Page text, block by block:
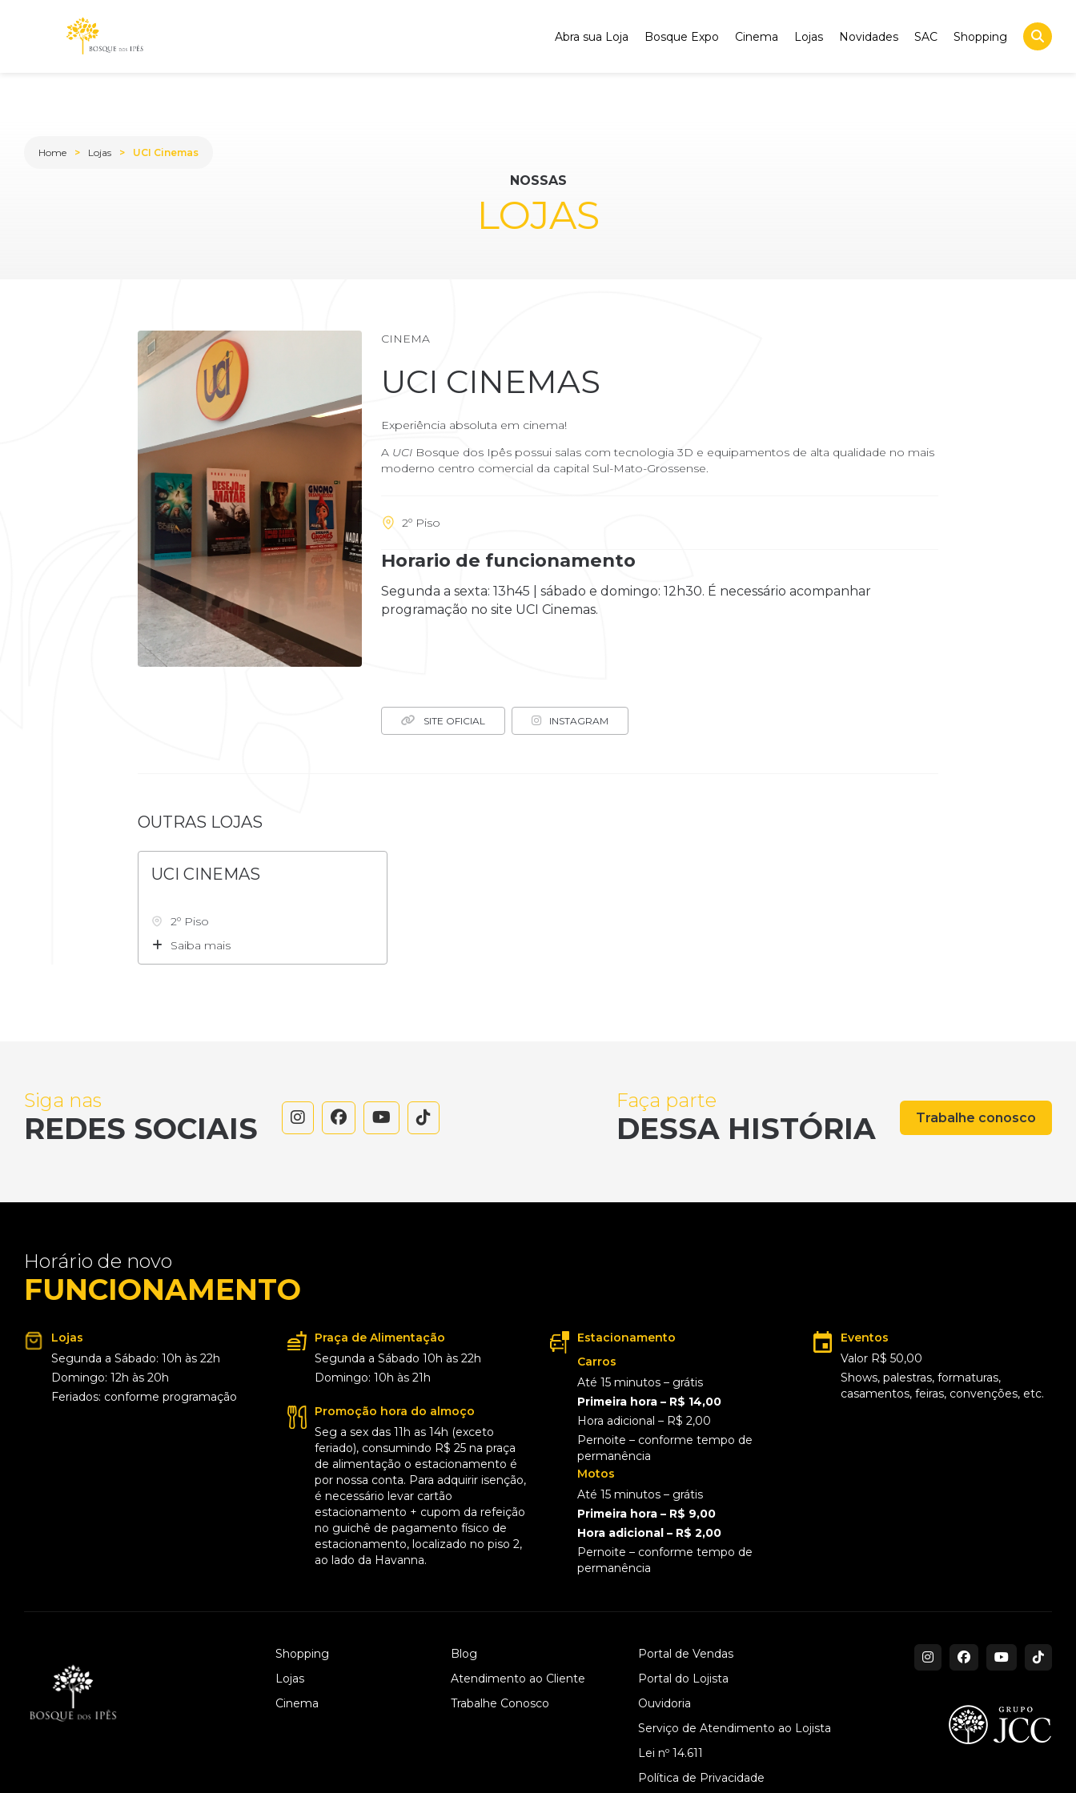
Abra sua Loja Bosque Expo Cinema Lojas Novidades SAC Shopping
NOSSAS
LOJAS
Home Lojas UCI Cinemas
CINEMA
UCI CINEMAS
Experiência absoluta em cinema!
A UCI Bosque dos Ipês possui salas com tecnologia 3D e equipamentos de alta qualidade no mais
moderno centro comercial da capital Sul-Mato-Grossense.
2º Piso
Horario de funcionamento
Segunda a sexta: 13h45 | sábado e domingo: 12h30. É necessário acompanhar
programação no site UCI Cinemas.
SITE OFICIAL INSTAGRAM
OUTRAS LOJAS
UCI CINEMAS
2º Piso
Saiba mais
Siga nas
REDES SOCIAIS
Faça parte
DESSA HISTÓRIA Trabalhe conosco
Horário de novo
FUNCIONAMENTO
Lojas
Segunda a Sábado: 10h às 22h
Domingo: 12h às 20h
Feriados: conforme programação
Praça de Alimentação
Segunda a Sábado 10h às 22h
Domingo: 10h às 21h
Promoção hora do almoço
Seg a sex das 11h as 14h (exceto
feriado), consumindo R$ 25 na praça
de alimentação o estacionamento é
por nossa conta. Para adquirir isenção,
é necessário levar cartão
estacionamento + cupom da refeição
no guichê de pagamento físico de
estacionamento, localizado no piso 2,
ao lado da Havanna.
Estacionamento
Carros
Até 15 minutos – grátis
Primeira hora – R$ 14,00
Hora adicional – R$ 2,00
Pernoite – conforme tempo de
permanência
Motos
Até 15 minutos – grátis
Primeira hora – R$ 9,00
Hora adicional – R$ 2,00
Pernoite – conforme tempo de
permanência
Eventos
Valor R$ 50,00
Shows, palestras, formaturas,
casamentos, feiras, convenções, etc.
Shopping
Lojas
Cinema
Blog
Atendimento ao Cliente
Trabalhe Conosco
Portal de Vendas
Portal do Lojista
Ouvidoria
Serviço de Atendimento ao Lojista
Lei nº 14.611
Política de Privacidade